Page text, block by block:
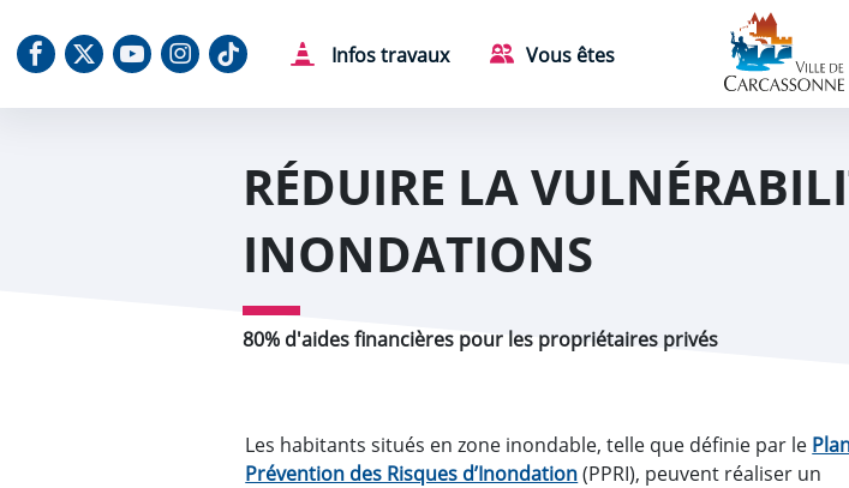
Notre Facebook
Notre X (Twitter)
Notre chaine Youtube
Notre Instagram
Notre TiktokInfos travaux Vous êtes
Page d'accueil
RÉDUIRE LA
INONDATIONS
80% d'aides financières pour les propriétaires privés
Les habitants situés en zone inondable, telle que définie par le
Prévention des Risques d’Inondation(PPRI), peuvent réaliser un